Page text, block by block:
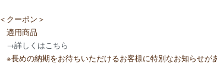
＜クーポン＞
適用商品
→詳しくはこちら
※長めの納期をお待ちいただけるお客様に特別なお知らせが